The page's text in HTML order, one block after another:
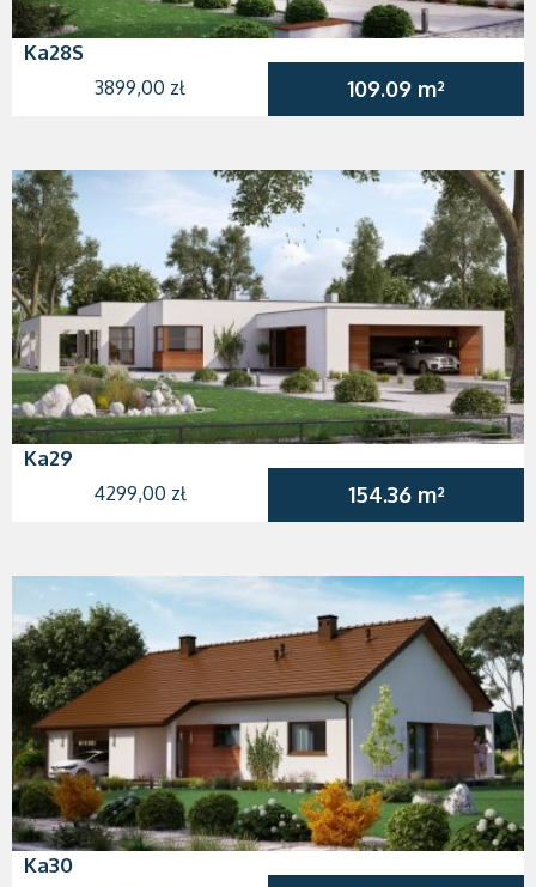
Ka28S
3899,00 zł 109.09 m²
Ka29
4299,00 zł 154.36 m²
Ka30